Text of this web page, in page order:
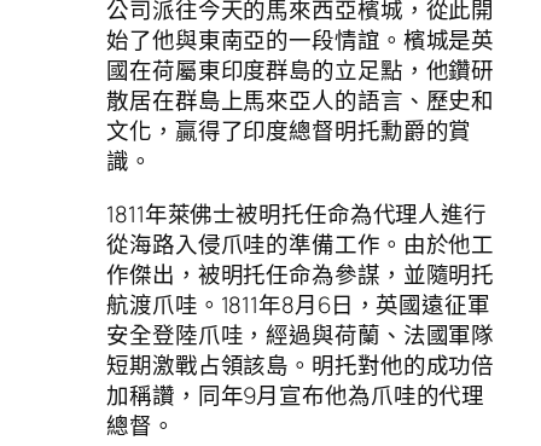
公司派往今天的馬來西亞檳城，從此開
始了他與東南亞的一段情誼。檳城是英
國在荷屬東印度群島的立足點，他鑽研
散居在群島上馬來亞人的語言、歷史和
文化，贏得了印度總督明托勳爵的賞
識。
1811年萊佛士被明托任命為代理人進行
從海路入侵爪哇的準備工作。由於他工
作傑出，被明托任命為參謀，並隨明托
航渡爪哇。1811年8月6日，英國遠征軍
安全登陸爪哇，經過與荷蘭、法國軍隊
短期激戰占領該島。明托對他的成功倍
加稱讚，同年9月宣布他為爪哇的代理
總督。